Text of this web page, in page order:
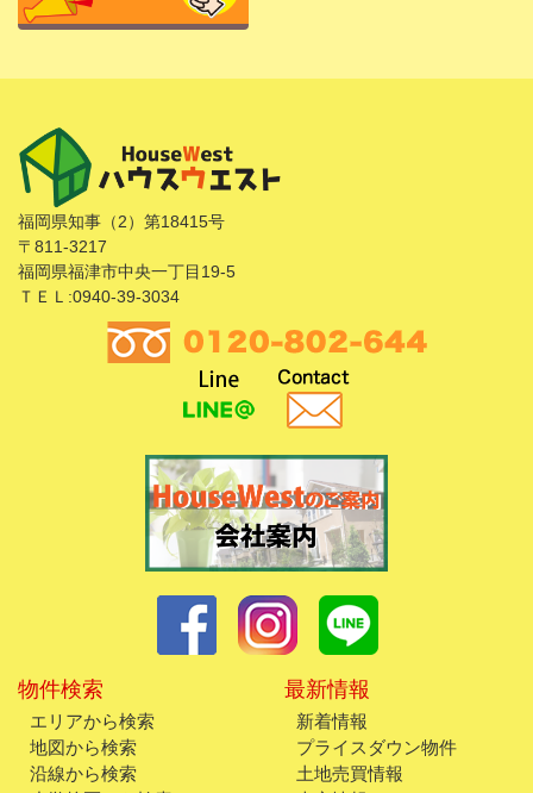
福岡県知事（2）第18415号
〒811-3217
福岡県福津市中央一丁目19-5
ＴＥＬ:0940-39-3034
物件検索
エリアから検索
地図から検索
沿線から検索
最新情報
新着情報
プライスダウン物件
土地売買情報